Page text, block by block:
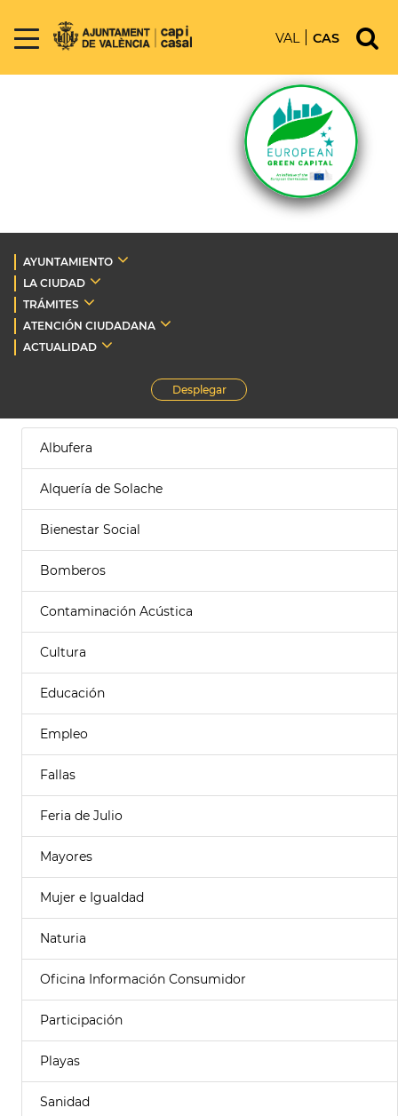
VAL CAS
AYUNTAMIENTO
LA CIUDAD
TRÁMITES
ATENCIÓN CIUDADANA
ACTUALIDAD
Desplegar
Albufera
Alquería de Solache
Bienestar Social
Bomberos
Contaminación Acústica
Cultura
Educación
Empleo
Fallas
Feria de Julio
Mayores
Mujer e Igualdad
Naturia
Oficina Información Consumidor
Participación
Playas
Sanidad